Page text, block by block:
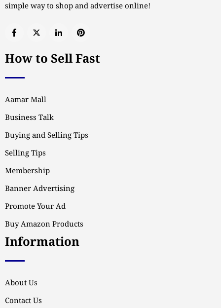
simple way to shop and advertise online!
How to Sell Fast
Aamar Mall
Business Talk
Buying and Selling Tips
Selling Tips
Membership
Banner Advertising
Promote Your Ad
Buy Amazon Products
Information
About Us
Contact Us